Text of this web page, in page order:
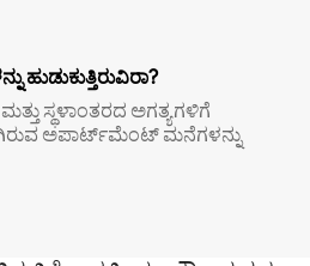
ಸ್ಥಳಾಂತರದ ಅಗತ್ಯಗಳಿಗೆ
ಅಪಾರ್ಟ್‌ಮೆಂಟ್ ಮನೆಗಳನ್ನು